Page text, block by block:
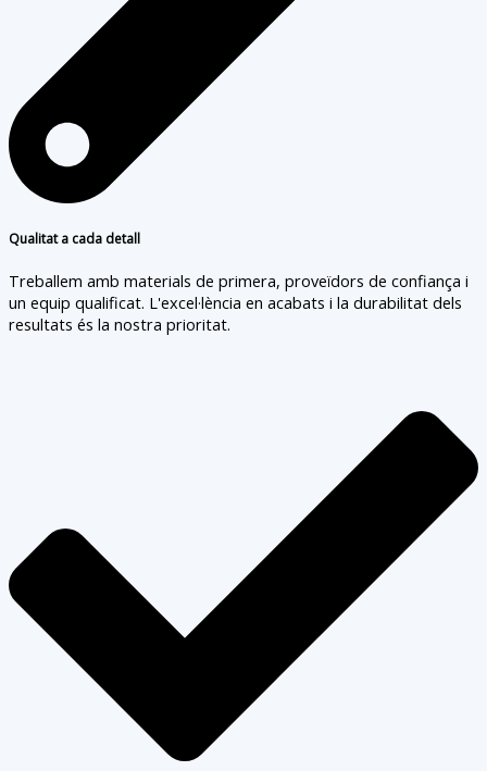
Qualitat a cada detall
Treballem amb materials de primera, proveïdors de confiança i
un equip qualificat. L'excel·lència en acabats i la durabilitat dels
resultats és la nostra prioritat.